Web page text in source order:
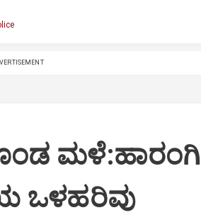
ಮಳೆ:ಹಾರಂಗಿ
ಒಳಹರಿವು